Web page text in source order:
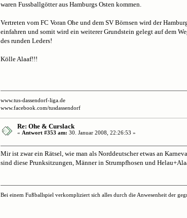
waren Fussballgötter aus Hamburgs Osten kommen.
Vertreten vom FC Voran Ohe und dem SV Börnsen wird der
einfahren und somit wird ein weiterer Grundstein gelegt auf dem
des runden Leders!
Kölle Alaaf!!!
www.tus-dassendorf-liga.de
www.facebook.com/tusdassendorf
Re: Ohe & Curslack
« Antwort #353 am: 30. Januar 2008, 22:26:53 »
Mir ist zwar ein Rätsel, wie man als Norddeutscher etwas an
sind diese Prunksitzungen, Männer in Strumpfhosen und
Bei einem Fußballspiel verkompliziert sich alles durch die Anwesenheit der